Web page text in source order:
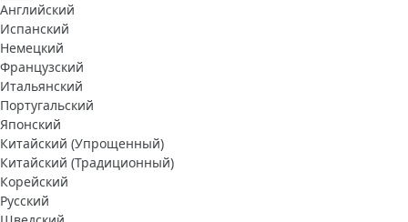
Английский
Испанский
Немецкий
Французский
Итальянский
Португальский
Японский
Китайский (Упрощенный)
Китайский (Традиционный)
Корейский
Русский